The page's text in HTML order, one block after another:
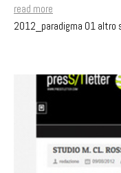
read more
2012_paradigma 01